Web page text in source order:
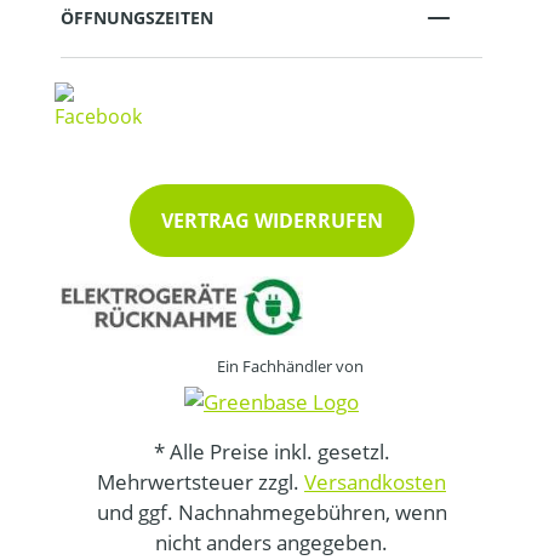
ÖFFNUNGSZEITEN
VERTRAG WIDERRUFEN
Ein Fachhändler von
* Alle Preise inkl. gesetzl.
Mehrwertsteuer zzgl. Versandkosten
und ggf. Nachnahmegebühren, wenn
nicht anders angegeben.